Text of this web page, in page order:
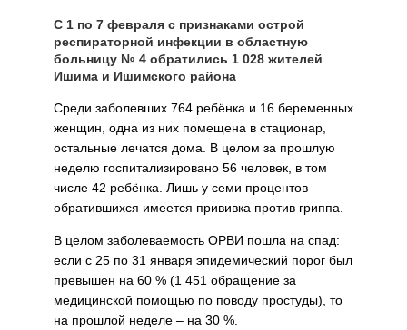
С 1 по 7 февраля с признаками острой
респираторной инфекции в областную
больницу № 4 обратились 1 028 жителей
Ишима и Ишимского района
Среди заболевших 764 ребёнка и 16 беременных
женщин, одна из них помещена в стационар,
остальные лечатся дома. В целом за прошлую
неделю госпитализировано 56 человек, в том
числе 42 ребёнка. Лишь у семи процентов
обратившихся имеется прививка против гриппа.
В целом заболеваемость ОРВИ пошла на спад:
если с 25 по 31 января эпидемический порог был
превышен на 60 % (1 451 обращение за
медицинской помощью по поводу простуды), то
на прошлой неделе – на 30 %.